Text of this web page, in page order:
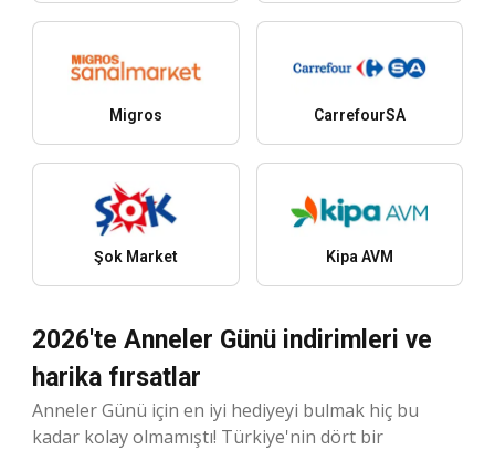
Migros CarrefourSA
Şok Market Kipa AVM
2026'te Anneler Günü indirimleri ve
harika fırsatlar
Anneler Günü için en iyi hediyeyi bulmak hiç bu
kadar kolay olmamıştı! Türkiye'nin dört bir